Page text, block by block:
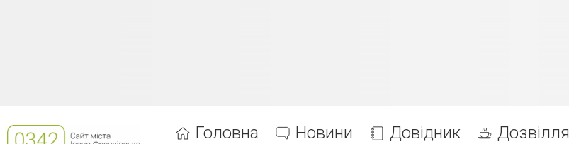
Головна Новини Довідник Дозвілля